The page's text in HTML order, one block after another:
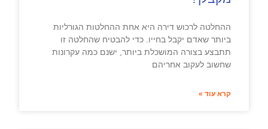
ההחלטה לרכוש דירה היא אחת ההחלטות הגורליות
ביותר שאדם יקבל בחייו. כדי להבטיח שהחלטה זו
תתבצע בצורה המושכלת ביותר, ישנם כמה עקרונות
שחשוב לעקוב אחריהם
קרא עוד »